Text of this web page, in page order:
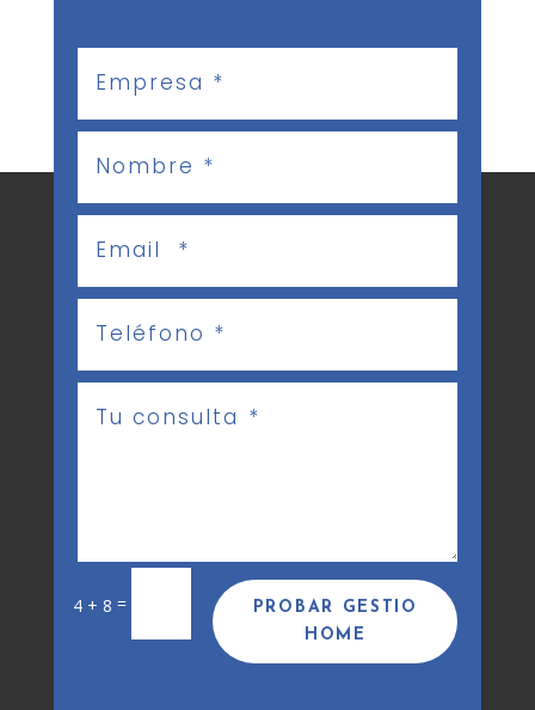
4 + 8 =
PROBAR GESTIO
HOME